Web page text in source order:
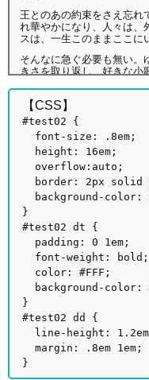
王とのあの約束をさえ忘れ
れ華やかになり、人々は、
スは、一生このままここに
そんなに急ぐ必要も無い。
きさを取り返し、好きな小
私は、これほど努力したの
た。神も照覧、私は精一
走って来たのだ。私は不信
セリヌンティウス、私は
無かった。信じてくれ！
私だから、出来たのだよ。
ああ、何もかも、ばかばか
も、勝手にするがよい。
うとうと、まどろんでしま
【CSS】
#test02 {
font-size: .8em;
height: 16em;
overflow:auto;
border: 2px solid
background-color:
}
#test02 dt {
padding: 0 1em;
font-weight: bold;
color: #FFF;
background-color:
}
#test02 dd {
line-height:
margin: .8em 1em;
}